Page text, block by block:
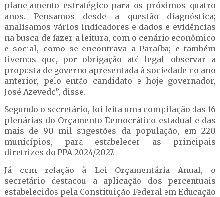
planejamento estratégico para os próximos quatro
anos. Pensamos desde a questão diagnóstica;
analisamos vários indicadores e dados e evidências
na busca de fazer a leitura, com o cenário econômico
e social, como se encontrava a Paraíba; e também
tivemos que, por obrigação até legal, observar a
proposta de governo apresentada à sociedade no ano
anterior, pelo então candidato e hoje governador,
José Azevedo”, disse.
Segundo o secretário, foi feita uma compilação das 16
plenárias do Orçamento Democrático estadual e das
mais de 90 mil sugestões da população, em 220
municípios, para estabelecer as principais
diretrizes do PPA 2024/2027.
Já com relação à Lei Orçamentária Anual, o
secretário destacou a aplicação dos percentuais
estabelecidos pela Constituição Federal em Educação